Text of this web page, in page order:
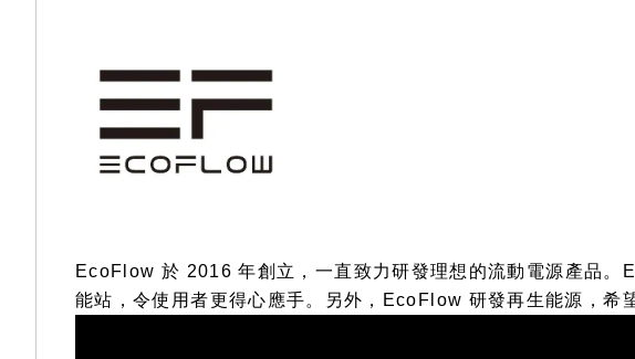
EcoFlow 於 2016 年創立，一直致力研發理想的流動電源產品。
能站，令使用者更得心應手。另外，EcoFlow 研發再生能源，希